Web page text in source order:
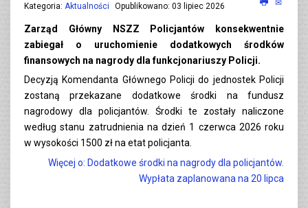
Kategoria: Aktualności Opublikowano: 03 lipiec 2026
Zarząd Główny NSZZ Policjantów konsekwentnie
zabiegał o uruchomienie dodatkowych środków
finansowych na nagrody dla funkcjonariuszy Policji.
Decyzją Komendanta Głównego Policji do jednostek Policji
zostaną przekazane dodatkowe środki na fundusz
nagrodowy dla policjantów. Środki te zostały naliczone
według stanu zatrudnienia na dzień 1 czerwca 2026 roku
w wysokości 1500 zł na etat policjanta.
Więcej o: Dodatkowe środki na nagrody dla policjantów.
Wypłata zaplanowana na 20 lipca